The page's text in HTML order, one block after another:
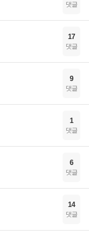
댓글
17
댓글
9
댓글
1
댓글
6
댓글
14
댓글